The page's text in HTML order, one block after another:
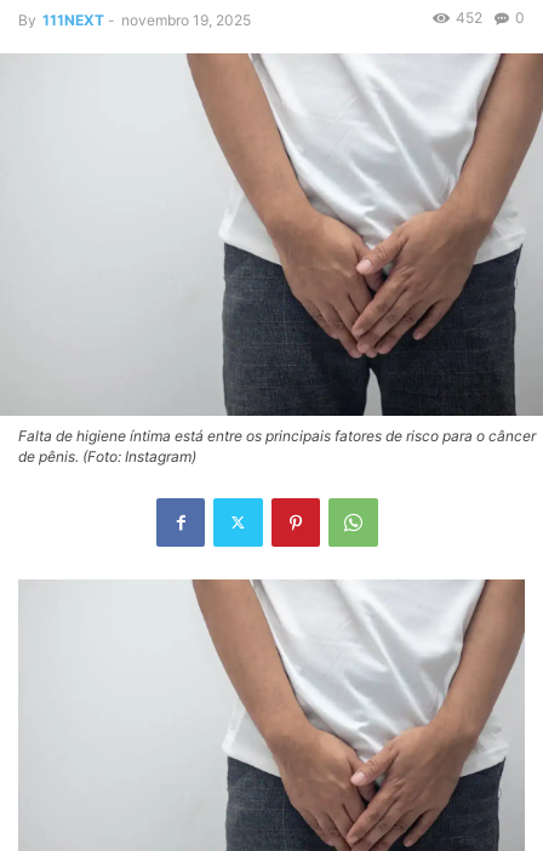
By 111NEXT - novembro 19, 2025 0
452
Falta de higiene íntima está entre os principais fatores de risco para o câncer
de pênis. (Foto: Instagram)